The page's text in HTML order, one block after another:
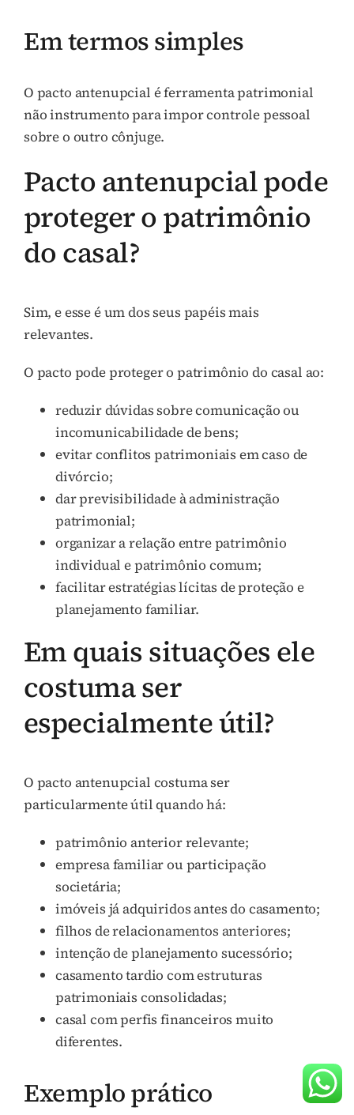
Em termos simples
O pacto antenupcial é ferramenta patrimonial
não instrumento para impor controle pessoal
sobre o outro cônjuge.
Pacto antenupcial pode
proteger o patrimônio
do casal?
Sim, e esse é um dos seus papéis mais
relevantes.
O pacto pode proteger o patrimônio do casal ao:
reduzir dúvidas sobre comunicação ou
incomunicabilidade de bens;
evitar conflitos patrimoniais em caso de
divórcio;
dar previsibilidade à administração
patrimonial;
organizar a relação entre patrimônio
individual e patrimônio comum;
facilitar estratégias lícitas de proteção e
planejamento familiar.
Em quais situações ele
costuma ser
especialmente útil?
O pacto antenupcial costuma ser
particularmente útil quando há:
patrimônio anterior relevante;
empresa familiar ou participação
societária;
imóveis já adquiridos antes do casamento;
filhos de relacionamentos anteriores;
intenção de planejamento sucessório;
casamento tardio com estruturas
patrimoniais consolidadas;
casal com perfis financeiros muito
diferentes.
Exemplo prático